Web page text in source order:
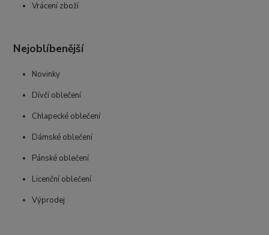
Vrácení zboží
Nejoblíbenější
Novinky
Dívčí oblečení
Chlapecké oblečení
Dámské oblečení
Pánské oblečení
Licenční oblečení
Výprodej